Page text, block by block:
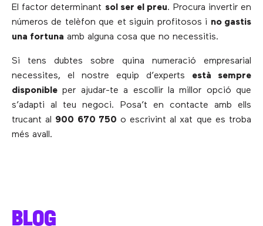
El factor determinant sol ser el preu. Procura invertir en
números de telèfon que et siguin profitosos i no gastis
una fortuna amb alguna cosa que no necessitis.
Si tens dubtes sobre quina numeració empresarial
necessites, el nostre equip d’experts està sempre
disponible per ajudar-te a escollir la millor opció que
s’adapti al teu negoci. Posa’t en contacte amb ells
trucant al 900 670 750 o escrivint al xat que es troba
més avall.
BLOG